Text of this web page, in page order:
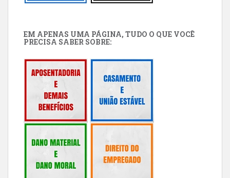
EM APENAS UMA PÁGINA, TUDO O QUE VOCÊ
PRECISA SABER SOBRE: